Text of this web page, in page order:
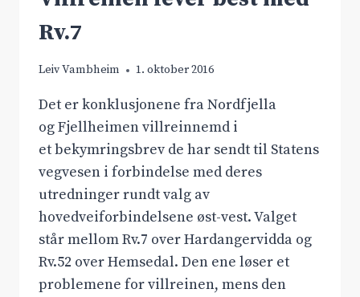
Rv.7
Leiv Vambheim 1. oktober 2016
Det er konklusjonene fra Nordfjella
og Fjellheimen villreinnemd i
et bekymringsbrev de har sendt til Statens
vegvesen i forbindelse med deres
utredninger rundt valg av
hovedveiforbindelsene øst-vest. Valget
står mellom Rv.7 over Hardangervidda og
Rv.52 over Hemsedal. Den ene løser et
problemene for villreinen, mens den